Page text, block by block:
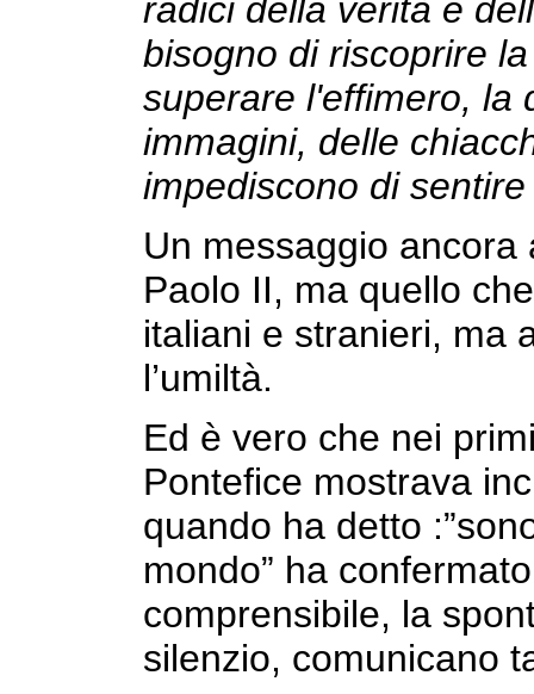
radici della verità e
bisogno di riscoprire
superare l'effimero, la
immagini, delle
impediscono di
Un messaggio
Paolo II, ma quello
italiani e stranieri, ma
l’umiltà.
Ed è vero che nei
Pontefice mostrava
quando ha detto
mondo” ha
comprensibile, la
silenzio, comunicano